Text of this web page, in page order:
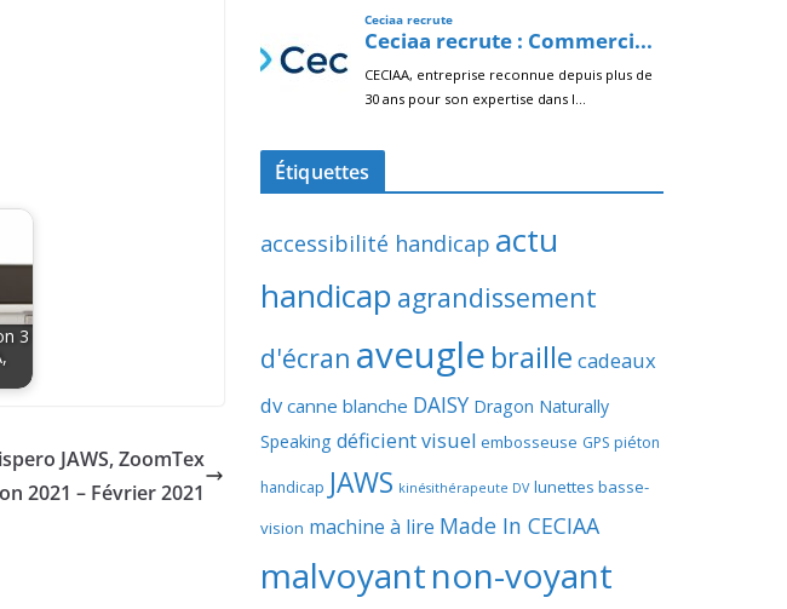
3
JAWS, ZoomTex
2021 – Février 2021
Étiquettes
accessibilité handicap actu
handicap agrandissement
d'écran aveugle braille cadeaux
dv canne blanche DAISY Dragon Naturally
Speaking déficient visuel embosseuse GPS piéton
handicap JAWS kinésithérapeute DV lunettes basse-
vision machine à lire Made In CECIAA
malvoyantnon-voyant